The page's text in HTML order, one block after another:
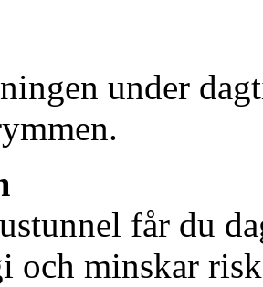
under
får du
och minskar